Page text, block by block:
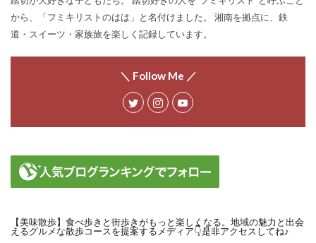
から、「フミキリストのはは」と名付けました。 湘南を拠点に、鉄
道・スイーツ・家族旅を楽しく記録しています。
＼ Follow Me ／
【美味散歩】食べ歩きと街歩きがもっと楽しくなる。地域の魅力と出会
えるグルメな散歩コースを提案するメディア👇是非アクセスしてね♪